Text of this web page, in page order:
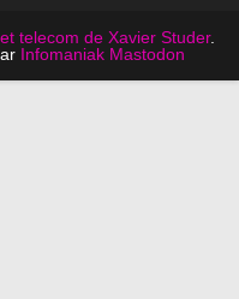
telecom de Xavier Studer.
Infomaniak Mastodon